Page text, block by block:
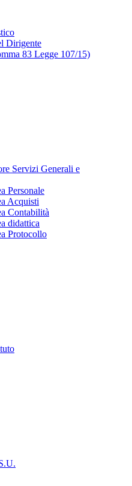
Dirigente
83 Legge 107/15)
Servizi Generali e
Personale
Acquisti
Contabilità
didattica
Protocollo